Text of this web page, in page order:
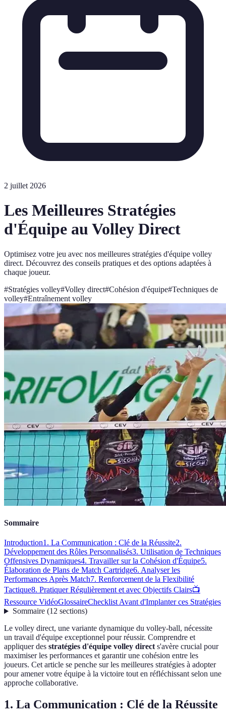
2 juillet 2026
Les Meilleures Stratégies
d'Équipe au Volley Direct
Optimisez votre jeu avec nos meilleures stratégies d'équipe volley
direct. Découvrez des conseils pratiques et des options adaptées à
chaque joueur.
#Stratégies volley#Volley direct#Cohésion d'équipe#Techniques de
volley#Entraînement volley
Sommaire
Introduction1. La Communication : Clé de la Réussite2.
Développement des Rôles Personnalisés3. Utilisation de Techniques
Offensives Dynamiques4. Travailler sur la Cohésion d'Équipe5.
Élaboration de Plans de Match Cartridge6. Analyser les
Performances Après Match7. Renforcement de la Flexibilité
Tactique8. Pratiquer Régulièrement et avec Objectifs Clairs📺
Ressource VidéoGlossaireChecklist Avant d'Implanter ces Stratégies
Sommaire(12 sections)
Le volley direct, une variante dynamique du volley-ball, nécessite
un travail d'équipe exceptionnel pour réussir. Comprendre et
appliquer des stratégies d'équipe volley directs'avère crucial pour
maximiser les performances et garantir une cohésion entre les
joueurs. Cet article se penche sur les meilleures stratégies à adopter
pour amener votre équipe à la victoire tout en réfléchissant selon une
approche collaborative.
1. La Communication : Clé de la Réussite